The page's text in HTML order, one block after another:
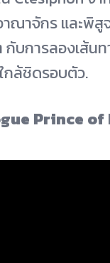
าณาจักร และ
การลองเส้นท
กล้ชิดรอบตัว.
Prince